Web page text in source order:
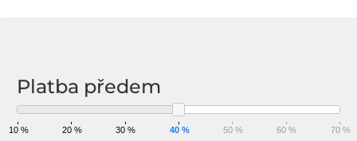
Platba předem
10 % 20 % 30 % 40 % 50 % 60 % 70 %